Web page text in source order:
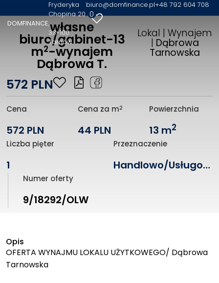
DOMFINANCE
Fryderyka
Chopina 20
33-100
Tarnów
biuro@domfinance.pl+48 792 604 708
0
własne
biuro/gabinet-13
m2-wynajem
Dąbrowa T.
Lokal | Wynajem
| Dąbrowa
Tarnowska
572 PLN
Cena
572 PLN
Cena za m2
44 PLN
Powierzchnia
13 m2
Liczba pięter
1
Przeznaczenie
Handlowo/Usługowe
Numer oferty
9/18292/OLW
Opis
OFERTA WYNAJMU LOKALU UŻYTKOWEGO/ Dąbrowa
Tarnowska